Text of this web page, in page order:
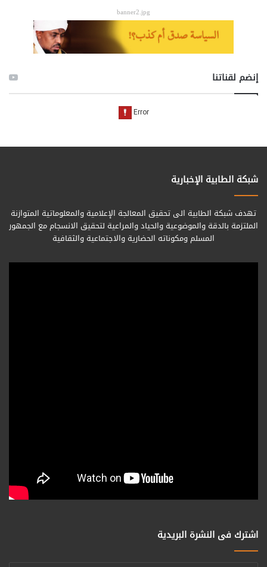
banner2.jpg
إنضم لقناتنا
شبكة الطابية الإخبارية
تهدف شبكة الطابية الى تحقيق المعالجة الإعلامية والمعلوماتية المتوازنة
الملتزمة بالدقة والموضوعية والحياد والمراعية لتحقيق الانسجام مع الجمهور
المسلم ومكوناته الحضارية والاجتماعية والثقافية
اشترك فى النشرة البريدية